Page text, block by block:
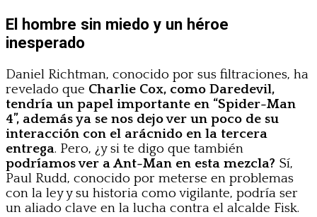
El hombre sin miedo y un héroe
inesperado
Daniel Richtman, conocido por sus filtraciones, ha
revelado que Charlie Cox, como Daredevil,
tendría un papel importante en “Spider-Man
4”, además ya se nos dejo ver un poco de su
interacción con el arácnido en la tercera
entrega. Pero, ¿y si te digo que también
podríamos ver a Ant-Man en esta mezcla? Sí,
Paul Rudd, conocido por meterse en problemas
con la ley y su historia como vigilante, podría ser
un aliado clave en la lucha contra el alcalde Fisk.